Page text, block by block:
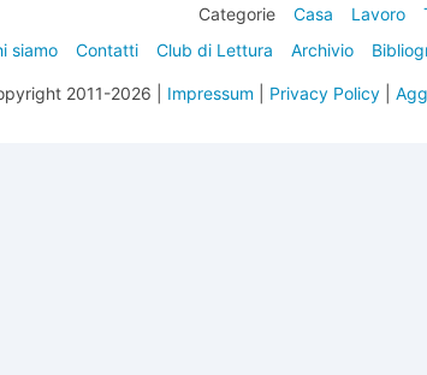
Categorie Casa Lavoro
siamo Contatti Club di Lettura Archivio
2011-2026 | Impressum Privacy Policy|